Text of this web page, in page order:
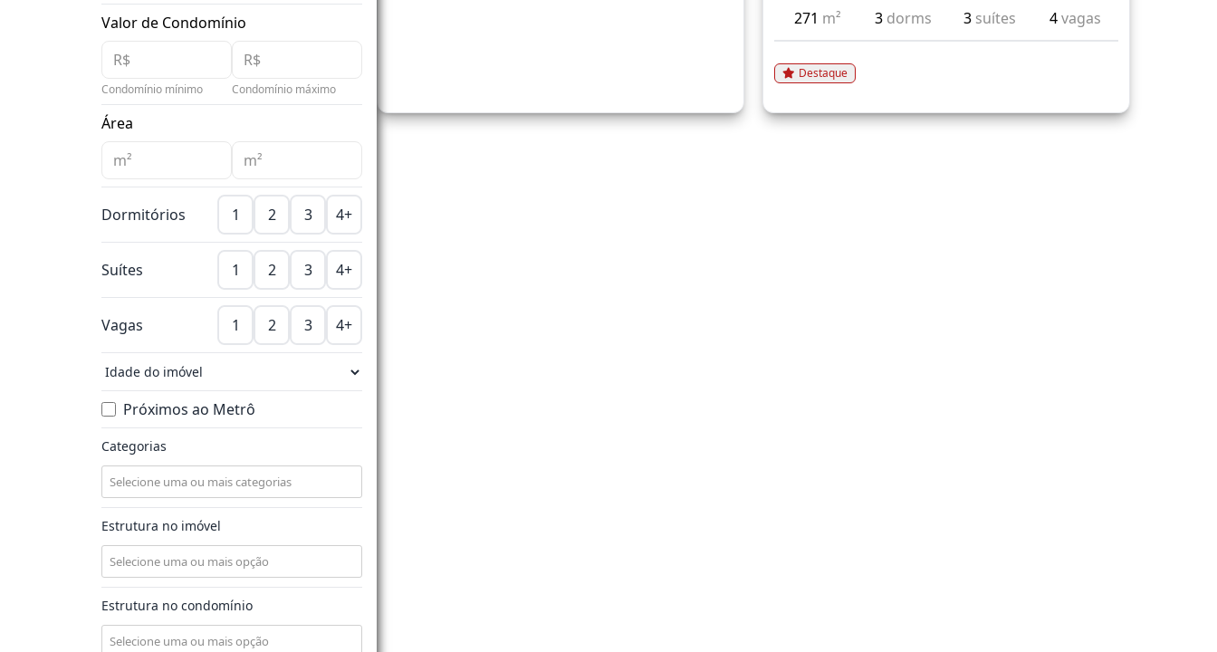
Valor de Condomínio
Condomínio mínimo Condomínio máximo
Área
Dormitórios 1 2 3 4+
Suítes 1 2 3 4+
Vagas 1 2 3 4+
Próximos ao Metrô
Categorias
Estrutura no imóvel
Estrutura no condomínio
271 m² 3 dorms 3 suítes 4vagas
Destaque